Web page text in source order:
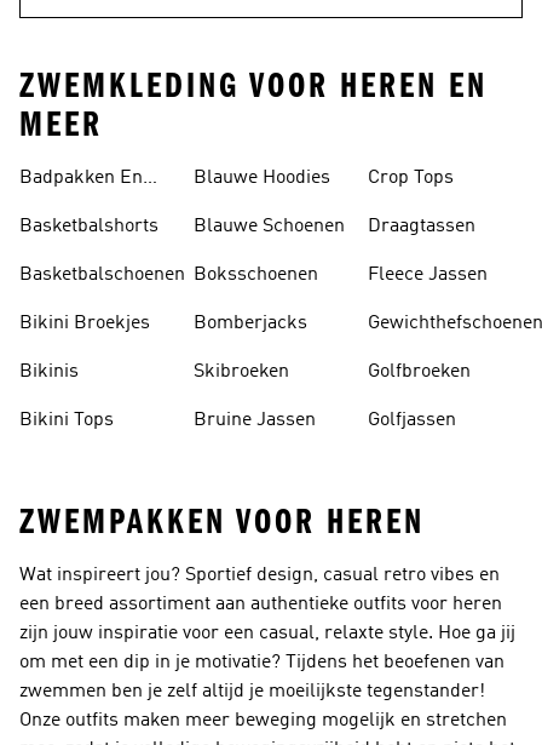
ZWEMKLEDING VOOR HEREN EN
MEER
Badpakken En
Basketbalshorts
Basketbalschoenen
Bikini Broekjes
Bikinis
Bikini Tops
Blauwe Hoodies
Blauwe Schoenen
Boksschoenen
Bomberjacks
Skibroeken
Bruine Jassen
Crop Tops
Draagtassen
Fleece Jassen
Gewichthefschoenen
Golfbroeken
Golfjassen
ZWEMPAKKEN VOOR HEREN
Wat inspireert jou? Sportief design, casual retro vibes en
een breed assortiment aan authentieke outfits voor heren
zijn jouw inspiratie voor een casual, relaxte style. Hoe ga jij
om met een dip in je motivatie? Tijdens het beoefenen van
zwemmen ben je zelf altijd je moeilijkste tegenstander!
Onze outfits maken meer beweging mogelijk en stretchen